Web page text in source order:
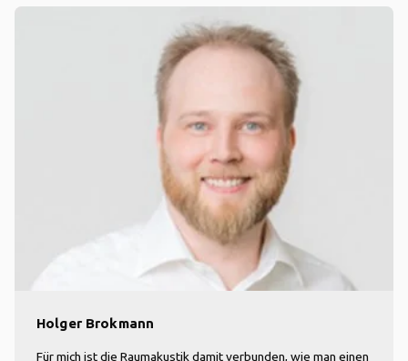
Holger Brokmann
Für mich ist die Raumakustik damit verbunden, wie man einen